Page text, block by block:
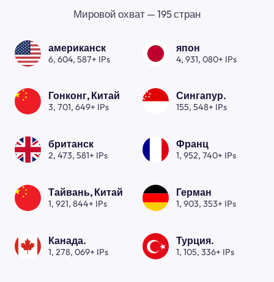
Мировой охват — 195 стран
американск
6, 604, 587+ IPs
япон
4, 931, 080+ IPs
Гонконг, Китай
3, 701, 649+ IPs
Сингапур.
155, 548+ IPs
британск
2, 473, 581+ IPs
Франц
1, 952, 740+ IPs
Тайвань, Китай
1, 921, 844+ IPs
Герман
1, 903, 353+ IPs
Канада.
1, 278, 069+ IPs
Турция.
1, 105, 336+ IPs